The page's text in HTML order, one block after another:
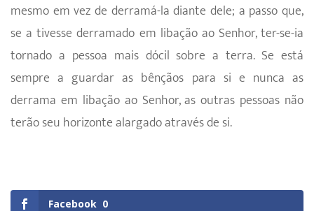
mesmo em vez de derramá-la diante dele; a passo que,
se a tivesse derramado em libação ao Senhor, ter-se-ia
tornado a pessoa mais dócil sobre a terra. Se está
sempre a guardar as bênçãos para si e nunca as
derrama em libação ao Senhor, as outras pessoas não
terão seu horizonte alargado através de si.
Facebook 0